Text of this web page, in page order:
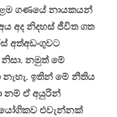
ගණයේ නායකයන්
අද නිදහස් ජීවිත ගත
අත්අඩංගුවට
නමුත් මේ
ඉතින් මේ නීතිය
නම් ඒ අයුරින්
එවැන්නක්